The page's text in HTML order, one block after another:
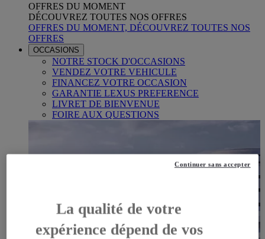
OFFRES DU MOMENT
DÉCOUVREZ TOUTES NOS OFFRES
OFFRES DU MOMENT, DÉCOUVREZ TOUTES NOS
OFFRES
OCCASIONS
NOTRE STOCK D'OCCASIONS
VENDEZ VOTRE VEHICULE
FINANCEZ VOTRE OCCASION
GARANTIE LEXUS PREFERENCE
LIVRET DE BIENVENUE
FOIRE AUX QUESTIONS
La qualité de votre
expérience dépend de vos
Continuer sans accepter